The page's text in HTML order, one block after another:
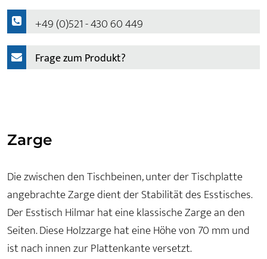
+49 (0)521 - 430 60 449
Frage zum Produkt?
Zarge
Die zwischen den Tischbeinen, unter der Tischplatte
angebrachte Zarge dient der Stabilität des Esstisches.
Der Esstisch Hilmar hat eine klassische Zarge an den
Seiten. Diese Holzzarge hat eine Höhe von 70 mm und
ist nach innen zur Plattenkante versetzt.